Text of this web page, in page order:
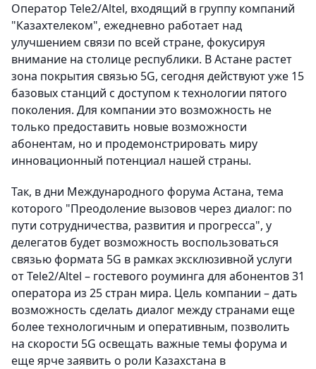
Оператор Tele2/Altel, входящий в группу компаний
"Казахтелеком", ежедневно работает над
улучшением связи по всей стране, фокусируя
внимание на столице республики. В Астане растет
зона покрытия связью 5G, сегодня действуют уже 15
базовых станций с доступом к технологии пятого
поколения. Для компании это возможность не
только предоставить новые возможности
абонентам, но и продемонстрировать миру
инновационный потенциал нашей страны.
Так, в дни Международного форума Астана, тема
которого "Преодоление вызовов через диалог: по
пути сотрудничества, развития и прогресса", у
делегатов будет возможность воспользоваться
связью формата 5G в рамках эксклюзивной услуги
от Tele2/Altel – гостевого роуминга для абонентов 31
оператора из 25 стран мира. Цель компании – дать
возможность сделать диалог между странами еще
более технологичным и оперативным, позволить
на скорости 5G освещать важные темы форума и
еще ярче заявить о роли Казахстана в